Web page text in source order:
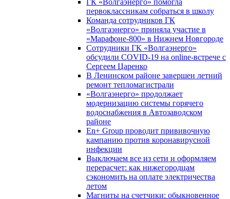
ГК «Волгаэнерго» помогла
первоклассникам собраться в школу
Команда сотрудников ГК
«Волгаэнерго» приняла участие в
«Марафоне-800» в Нижнем Новгороде
Сотрудники ГК «Волгаэнерго»
обсудили COVID-19 на online-встрече с
Сергеем Царенко
В Ленинском районе завершен летний
ремонт тепломагистрали
«Волгаэнерго» продолжает
модернизацию системы горячего
водоснабжения в Автозаводском
районе
En+ Group проводит прививочную
кампанию против коронавирусной
инфекции
Выключаем все из сети и оформляем
перерасчет: как нижегородцам
сэкономить на оплате электричества
летом
Магниты на счетчики: обыкновенное